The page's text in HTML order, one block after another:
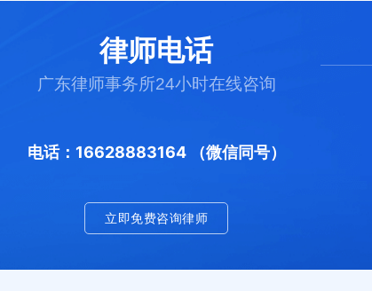
律师电话
广东律师事务所24小时在线咨询
电话：16628883164 （微信同号）
立即免费咨询律师